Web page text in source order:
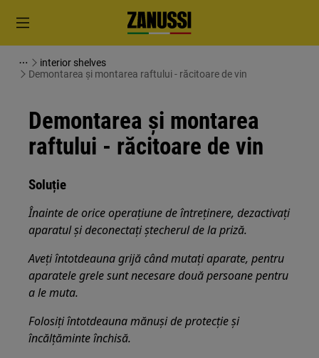
interior shelves
Demontarea și montarea raftului - răcitoare de vin
Demontarea și montarea
raftului - răcitoare de vin
Soluție
Înainte de orice operațiune de întreținere, dezactivați
aparatul și deconectați ștecherul de la priză.
Aveți întotdeauna grijă când mutați aparate, pentru
aparatele grele sunt necesare două persoane pentru
a le muta.
Folosiți întotdeauna mănuși de protecție și
încălțăminte închisă.